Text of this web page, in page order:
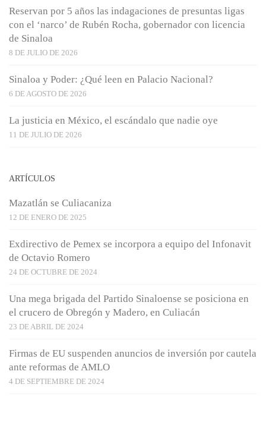
Reservan por 5 años las indagaciones de presuntas ligas
con el ‘narco’ de Rubén Rocha, gobernador con licencia
de Sinaloa
8 DE JULIO DE 2026
Sinaloa y Poder: ¿Qué leen en Palacio Nacional?
6 DE AGOSTO DE 2026
La justicia en México, el escándalo que nadie oye
11 DE JULIO DE 2026
ARTÍCULOS
Mazatlán se Culiacaniza
12 DE ENERO DE 2025
Exdirectivo de Pemex se incorpora a equipo del Infonavit
de Octavio Romero
24 DE OCTUBRE DE 2024
Una mega brigada del Partido Sinaloense se posiciona en
el crucero de Obregón y Madero, en Culiacán
23 DE ABRIL DE 2024
Firmas de EU suspenden anuncios de inversión por cautela
ante reformas de AMLO
4 DE SEPTIEMBRE DE 2024